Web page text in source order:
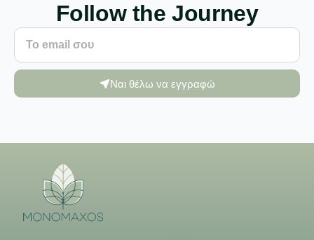
Follow the Journey
Ναι θέλω να εγγραφώ